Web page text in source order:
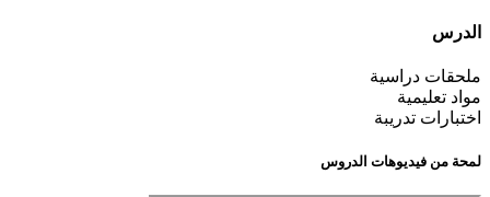
الدرس
ملحقات دراسية
مواد تعليمية
اختبارات تدريبة
لمحة من فيديوهات الدروس